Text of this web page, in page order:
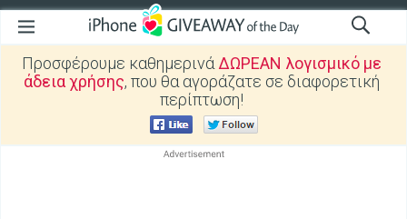
Προσφέρουμε καθημερινά ΔΩΡΕΑΝ λογισμικό με
άδεια χρήσης, που θα αγοράζατε σε διαφορετική
περίπτωση!